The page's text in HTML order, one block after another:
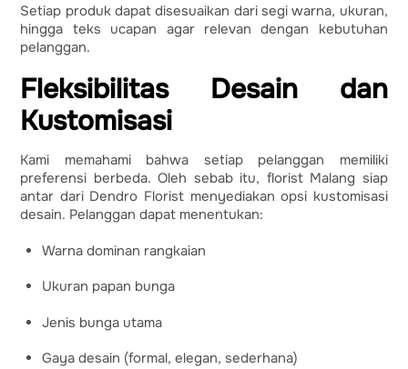
Setiap produk dapat disesuaikan dari segi warna, ukuran,
hingga teks ucapan agar relevan dengan kebutuhan
pelanggan.
Fleksibilitas Desain dan
Kustomisasi
Kami memahami bahwa setiap pelanggan memiliki
preferensi berbeda. Oleh sebab itu, florist Malang siap
antar dari Dendro Florist menyediakan opsi kustomisasi
desain. Pelanggan dapat menentukan:
Warna dominan rangkaian
Ukuran papan bunga
Jenis bunga utama
Gaya desain (formal, elegan, sederhana)